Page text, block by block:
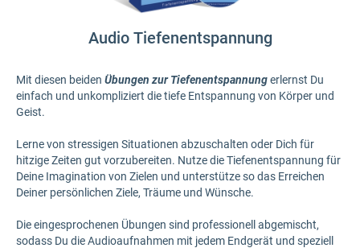
Audio Tiefenentspannung
Mit diesen beiden Übungen zur Tiefenentspannungerlernst Du
einfach und unkompliziert die tiefe Entspannung von Körper und
Geist.
Lerne von stressigen Situationen abzuschalten oder Dich für
hitzige Zeiten gut vorzubereiten. Nutze die Tiefenentspannung für
Deine Imagination von Zielen und unterstütze so das Erreichen
Deiner persönlichen Ziele, Träume und Wünsche.
Die eingesprochenen Übungen sind professionell abgemischt,
sodass Du die Audioaufnahmen mit jedem Endgerät und speziell